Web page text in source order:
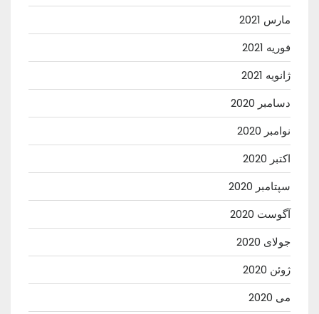
مارس 2021
فوریه 2021
ژانویه 2021
دسامبر 2020
نوامبر 2020
اکتبر 2020
سپتامبر 2020
آگوست 2020
جولای 2020
ژوئن 2020
می 2020